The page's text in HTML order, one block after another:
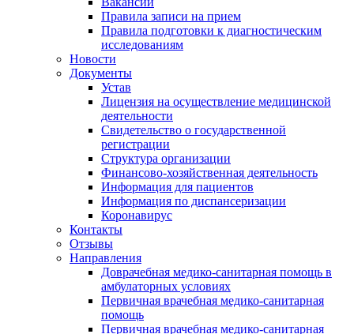
Правила записи на прием
Правила подготовки к диагностическим
исследованиям
Новости
Документы
Устав
Лицензия на осуществление медицинской
деятельности
Свидетельство о государственной
регистрации
Структура организации
Финансово-хозяйственная деятельность
Информация для пациентов
Информация по диспансеризации
Коронавирус
Контакты
Отзывы
Направления
Доврачебная медико-санитарная помощь в
амбулаторных условиях
Первичная врачебная медико-санитарная
помощь
Первичная врачебная медико-санитарная